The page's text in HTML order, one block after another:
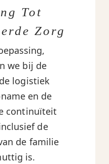
Tot
Zorg
we bij de
logistiek
en de
continuïteit
de
de familie
is.